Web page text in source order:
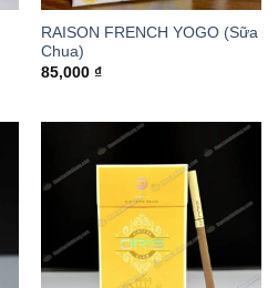
RAISON FRENCH YOGO (Sữa
Chua)
85,000 ₫